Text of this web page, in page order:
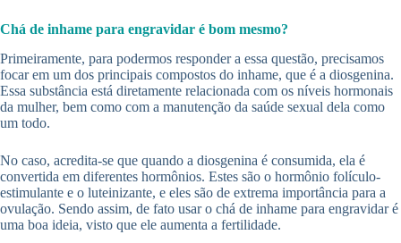
Chá de inhame para engravidar é bom mesmo?
Primeiramente, para podermos responder a essa questão, precisamos
focar em um dos principais compostos do inhame, que é a diosgenina.
Essa substância está diretamente relacionada com os níveis hormonais
da mulher, bem como com a manutenção da saúde sexual dela como
um todo.
No caso, acredita-se que quando a diosgenina é consumida, ela é
convertida em diferentes hormônios. Estes são o hormônio folículo-
estimulante e o luteinizante, e eles são de extrema importância para a
ovulação. Sendo assim, de fato usar o chá de inhame para engravidar é
uma boa ideia, visto que ele aumenta a fertilidade.